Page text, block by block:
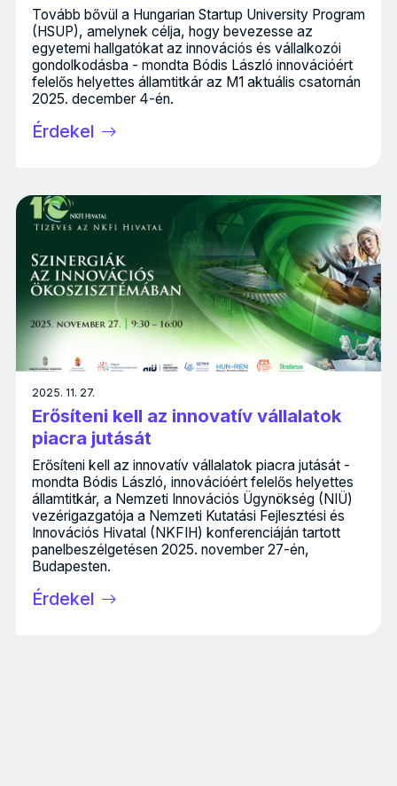
Tovább bővül a Hungarian Startup University Program
(HSUP), amelynek célja, hogy bevezesse az
egyetemi hallgatókat az innovációs és vállalkozói
gondolkodásba - mondta Bódis László innovációért
felelős helyettes államtitkár az M1 aktuális csatornán
2025. december 4-én.
Érdekel
2025. 11. 27.
Erősíteni kell az innovatív vállalatok
piacra jutását
Erősíteni kell az innovatív vállalatok piacra jutását -
mondta Bódis László, innovációért felelős helyettes
államtitkár, a Nemzeti Innovációs Ügynökség (NIÜ)
vezérigazgatója a Nemzeti Kutatási Fejlesztési és
Innovációs Hivatal (NKFIH) konferenciáján tartott
panelbeszélgetésen 2025. november 27-én,
Budapesten.
Érdekel